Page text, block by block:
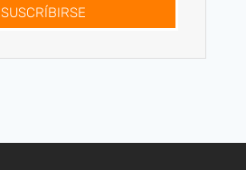
SUSCRÍBIRSE